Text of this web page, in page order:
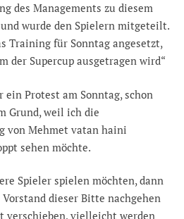
des Managements zu diesem
wurde den Spielern mitgeteilt.
Training für Sonntag angesetzt,
der Supercup ausgetragen wird“
ein Protest am Sonntag, schon
Grund, weil ich die
von Mehmet vatan haini
sehen möchte.
Spieler spielen möchten, dann
dieser Bitte nachgehen
verschieben, vielleicht werden